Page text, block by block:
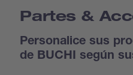
Partes &
Personalice sus
de BUCHI según